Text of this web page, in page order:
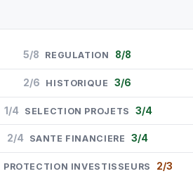
5/8 REGULATION 8/8
2/6 HISTORIQUE 3/6
1/4 SELECTION PROJETS 3/4
2/4 SANTE FINANCIERE 3/4
PROTECTION INVESTISSEURS 2/3